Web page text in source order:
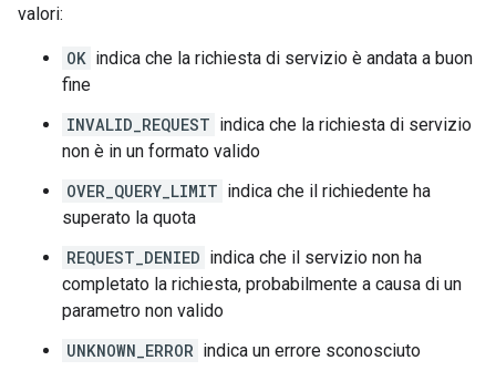
valori:
OK indica che la richiesta di servizio è andata a buon
fine
INVALID_REQUEST indica che la richiesta di servizio
non è in un formato valido
OVER_QUERY_LIMIT indica che il richiedente ha
superato la quota
REQUEST_DENIED indica che il servizio non ha
completato la richiesta, probabilmente a causa di un
parametro non valido
UNKNOWN_ERROR indica un errore sconosciuto